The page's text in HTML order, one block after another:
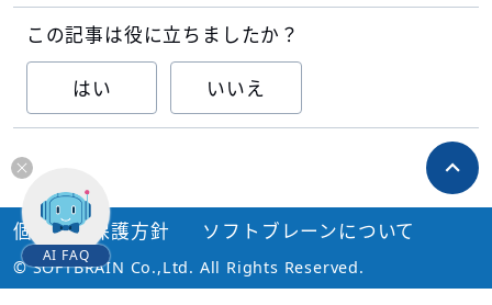
この記事は役に立ちましたか？
はい いいえ
© SOFTBRAIN Co.,Ltd. All Rights Reserved.
個人情報保護方針 ソフトブレーンについて
AI FAQ